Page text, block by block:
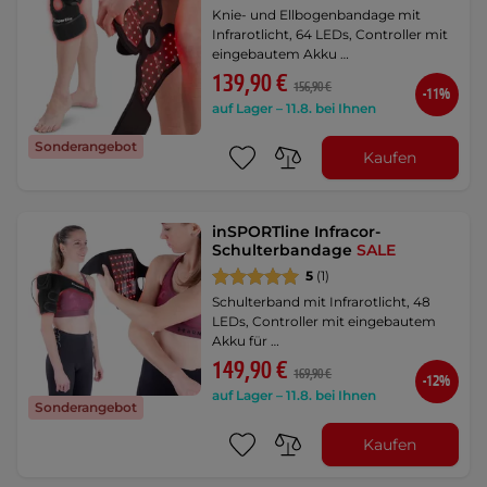
Sonderangebot
Knie- und Ellbogenbandage mit
Infrarotlicht, 64 LEDs, Controller mit
eingebautem Akku …
139,90 € 156,90 €
auf Lager – 11.8. bei Ihnen
-11%
Kaufen
Sonderangebot
inSPORTline Infracor-
SchulterbandageSALE
5 (1)
Schulterband mit Infrarotlicht, 48
LEDs, Controller mit eingebautem
Akku für …
149,90 € 169,90 €
auf Lager – 11.8. bei Ihnen
-12%
Kaufen